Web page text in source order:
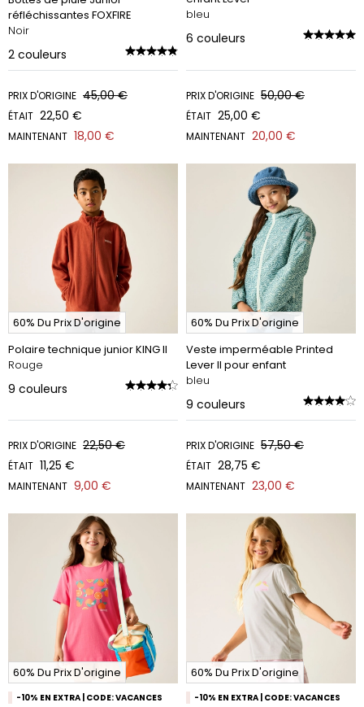
réfléchissantes FOXFIRE
Noir
2 couleurs
PRIX D'ORIGINE 45,00 €
ÉTAIT 22,50 €
MAINTENANT 18,00 €
bleu
6 couleurs
PRIX D'ORIGINE 50,00 €
ÉTAIT 25,00 €
MAINTENANT 20,00 €
60% Du Prix D'origine
Polaire technique junior KING II
Rouge
9 couleurs
PRIX D'ORIGINE 22,50 €
ÉTAIT 11,25 €
MAINTENANT 9,00 €
60% Du Prix D'origine
Veste imperméable Printed
Lever II pour enfant
bleu
9 couleurs
PRIX D'ORIGINE 57,50 €
ÉTAIT 28,75 €
MAINTENANT 23,00 €
60% Du Prix D'origine
-10% EN EXTRA | CODE: VACANCES
60% Du Prix D'origine
-10% EN EXTRA | CODE: VACANCES